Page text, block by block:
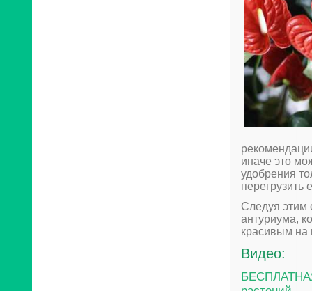
иначе это
удобрения
перегрузить
Следуя этим
антуриума,
красивым на
Видео: